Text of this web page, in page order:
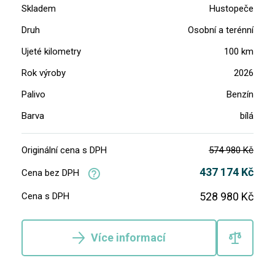
Skladem
Hustopeče
Druh
Osobní a terénní
Ujeté kilometry
100 km
Rok výroby
2026
Palivo
Benzín
Barva
bílá
Originální cena s DPH 574 980 Kč
Cena bez DPH 437 174 Kč
Cena s DPH 528 980 Kč
Více informací